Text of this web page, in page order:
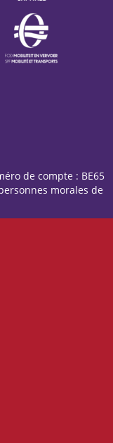
de compte : BE65
morales de